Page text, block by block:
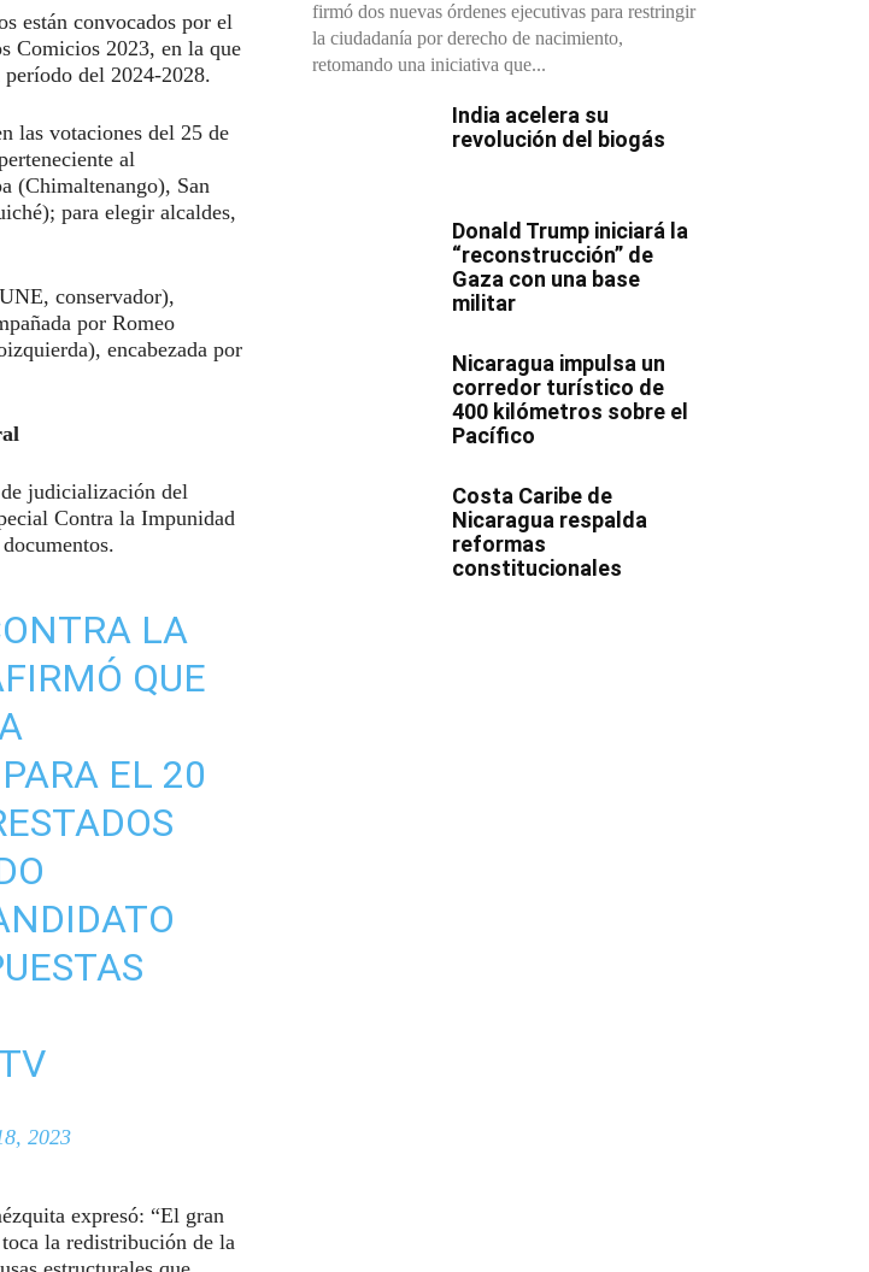
están convocados por el
Comicios 2023, en la que
período del 2024-2028.
las votaciones del 25 de
al
(Chimaltenango), San
para elegir alcaldes,
conservador),
por Romeo
encabezada por
judicialización del
Contra la Impunidad
LA
QUE
EL 20
2023
expresó: “El gran
la redistribución de la
firmó dos nuevas órdenes ejecutivas para restringir
la ciudadanía por derecho de nacimiento,
retomando una iniciativa que...
India acelera su
revolución del biogás
Donald Trump iniciará la
“reconstrucción” de
Gaza con una base
militar
Nicaragua impulsa un
corredor turístico de
400 kilómetros sobre el
Pacífico
Costa Caribe de
Nicaragua respalda
reformas
constitucionales